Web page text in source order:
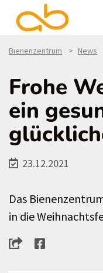
Bienenzentrum News
Frohe
ein
23.12.2021
Das
in die